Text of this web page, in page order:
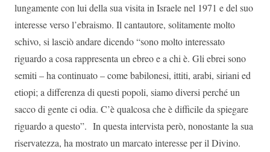
lungamente con lui della sua visita in Israele nel 1971 e del suo
interesse verso l’ebraismo. Il cantautore, solitamente molto
schivo, si lasciò andare dicendo “sono molto interessato
riguardo a cosa rappresenta un ebreo e a chi è. Gli ebrei sono
semiti – ha continuato – come babilonesi, ittiti, arabi, siriani ed
etiopi; a differenza di questi popoli, siamo diversi perché un
sacco di gente ci odia. C’è qualcosa che è difficile da spiegare
riguardo a questo”. In questa intervista però, nonostante la sua
riservatezza, ha mostrato un marcato interesse per il Divino.